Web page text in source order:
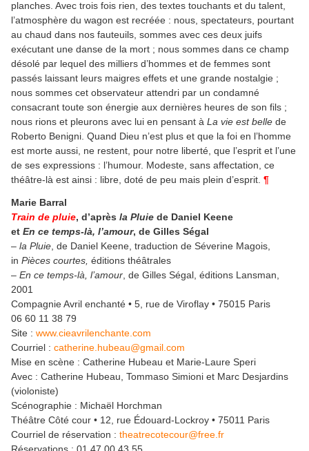
planches. Avec trois fois rien, des textes touchants et du talent,
l’atmosphère du wagon est recréée : nous, spectateurs, pourtant
au chaud dans nos fauteuils, sommes avec ces deux juifs
exécutant une danse de la mort ; nous sommes dans ce champ
désolé par lequel des milliers d’hommes et de femmes sont
passés laissant leurs maigres effets et une grande nostalgie ;
nous sommes cet observateur attendri par un condamné
consacrant toute son énergie aux dernières heures de son fils ;
nous rions et pleurons avec lui en pensant à La vie est belle de
Roberto Benigni. Quand Dieu n’est plus et que la foi en l’homme
est morte aussi, ne restent, pour notre liberté, que l’esprit et l’une
de ses expressions : l’humour. Modeste, sans affectation, ce
théâtre-là est ainsi : libre, doté de peu mais plein d’esprit. ¶
Marie Barral
Train de pluie, d’après la Pluie de Daniel Keene
et En ce temps-là, l’amour, de Gilles Ségal
– la Pluie , de Daniel Keene, traduction de Séverine Magois,
in Pièces courtes, éditions théâtrales
– En ce temps-là, l’amour , de Gilles Ségal, éditions Lansman,
2001
Compagnie Avril enchanté • 5, rue de Viroflay • 75015 Paris
06 60 11 38 79
Site : www.cieavrilenchante.com
Courriel : catherine.hubeau@gmail.com
Mise en scène : Catherine Hubeau et Marie-Laure Speri
Avec : Catherine Hubeau, Tommaso Simioni et Marc Desjardins
(violoniste)
Scénographie : Michaël Horchman
Théâtre Côté cour • 12, rue Édouard-Lockroy • 75011 Paris
Courriel de réservation : theatrecotecour@free.fr